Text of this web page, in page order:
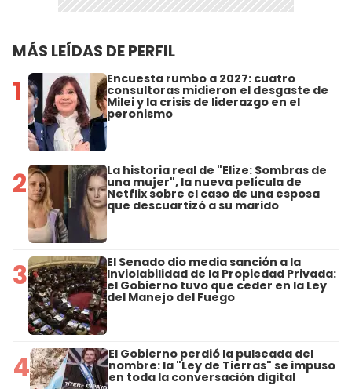
MÁS LEÍDAS DE PERFIL
1 Encuesta rumbo a 2027: cuatro
consultoras midieron el desgaste de
Milei y la crisis de liderazgo en el
peronismo
2 La historia real de "Elize: Sombras de
una mujer", la nueva película de
Netflix sobre el caso de una esposa
que descuartizó a su marido
3 El Senado dio media sanción a la
Inviolabilidad de la Propiedad Privada:
el Gobierno tuvo que ceder en la Ley
del Manejo del Fuego
4 El Gobierno perdió la pulseada del
nombre: la "Ley de Tierras" se impuso
en toda la conversación digital